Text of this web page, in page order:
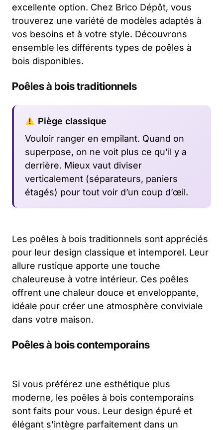
excellente option. Chez Brico Dépôt, vous
trouverez une variété de modèles adaptés à
vos besoins et à votre style. Découvrons
ensemble les différents types de poêles à
bois disponibles.
Poêles à bois traditionnels
Piège classique
Vouloir ranger en empilant. Quand on
superpose, on ne voit plus ce qu’il y a
derrière. Mieux vaut diviser
verticalement (séparateurs, paniers
étagés) pour tout voir d’un coup d’œil.
Les poêles à bois traditionnels sont appréciés
pour leur design classique et intemporel. Leur
allure rustique apporte une touche
chaleureuse à votre intérieur. Ces poêles
offrent une chaleur douce et enveloppante,
idéale pour créer une atmosphère conviviale
dans votre maison.
Poêles à bois contemporains
Si vous préférez une esthétique plus
moderne, les poêles à bois contemporains
sont faits pour vous. Leur design épuré et
élégant s’intègre parfaitement dans un